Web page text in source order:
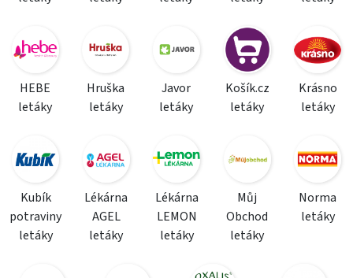
HEBE
letáky
Hruška
letáky
Javor
letáky
Košík.cz
letáky
Krásno
letáky
Kubík
potraviny
letáky
Lékárna
AGEL
letáky
Lékárna
LEMON
letáky
Můj
Obchod
letáky
Norma
letáky